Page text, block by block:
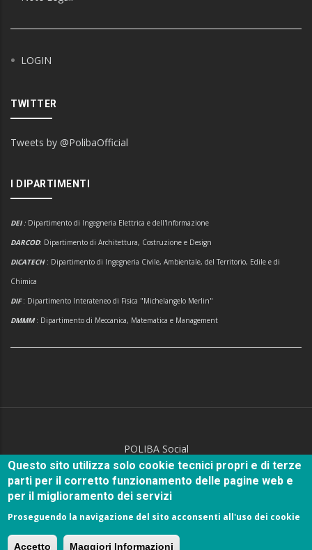
LOGIN
TWITTER
Tweets by @PolibaOfficial
I DIPARTIMENTI
DEI : Dipartimento di Ingegneria Elettrica e dell'Informazione
DARCOD: Dipartimento di Architettura, Costruzione e Design
DICATECH : Dipartimento di Ingegneria Civile, Ambientale, del Territorio, Edile e di
Chimica
DIF: Dipartimento Interateneo di Fisica "Michelangelo Merlin"
DMMM: Dipartimento di Meccanica, Matematica e Management
POLIBA Social
© CopyrightPolitecnico di Bari
Questo sito utilizza solo cookie tecnici propri e di terze
parti per il corretto funzionamento delle pagine web e
per il miglioramento dei servizi
Proseguendo la navigazione del sito acconsenti all'uso dei cookie
Accetto Maggiori Informazioni